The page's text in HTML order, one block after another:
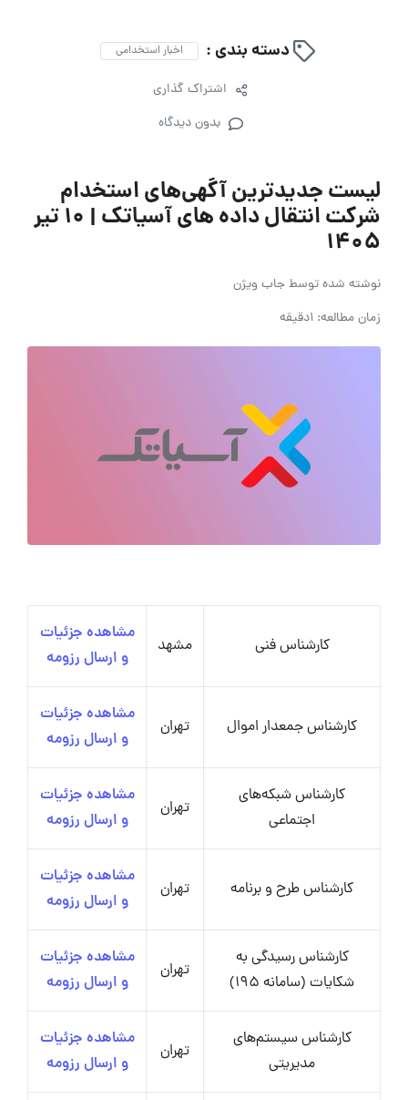
دسته بندی : اخبار استخدامی
اشتراک گذاری
بدون دیدگاه
لیست جدیدترین آگهی‌های استخدام
شرکت انتقال داده های آسیاتک | ۱۰ تیر
۱۴۰۵
نوشته شده توسطجاب ویژن
زمان مطالعه: 1دقیقه
کارشناس فنی مشهد
مشاهده جزئیات
و ارسال رزومه
کارشناس جمعدار اموال تهران
مشاهده جزئیات
و ارسال رزومه
کارشناس شبکه‌های
اجتماعی
تهران
مشاهده جزئیات
و ارسال رزومه
کارشناس طرح و برنامه تهران
مشاهده جزئیات
و ارسال رزومه
کارشناس رسیدگی به
شکایات (سامانه 195)
تهران
مشاهده جزئیات
و ارسال رزومه
کارشناس سیستم‌های
مدیریتی
تهران
مشاهده جزئیات
و ارسال رزومه